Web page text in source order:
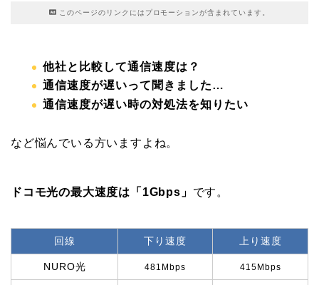
このページのリンクにはプロモーションが含まれています。
他社と比較して通信速度は？
通信速度が遅いって聞きました…
通信速度が遅い時の対処法を知りたい
など悩んでいる方いますよね。
ドコモ光の最大速度は「1Gbps」 です。
回線 下り速度 上り速度
NURO光 481Mbps 415Mbps